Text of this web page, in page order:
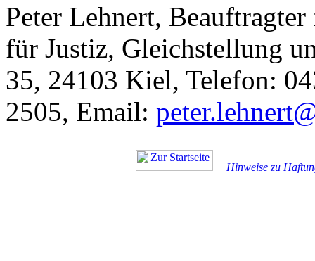
Peter Lehnert,
für Justiz, Gleichstellung
35, 24103 Kiel, Telefon:
2505, Email:
Hinweise zu